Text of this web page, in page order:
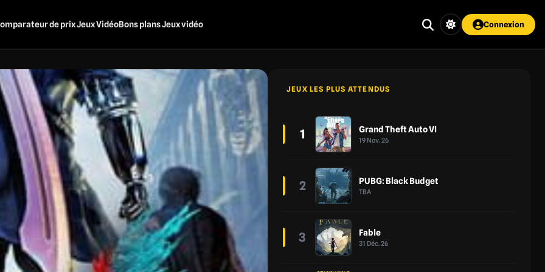
de prix Jeux VidéoBons plans Jeux vidéo Connexion
JEUX LES PLUS ATTENDUS
1 Grand Theft Auto VI
19 Nov. 26
2 PUBG: Black Budget
TBA
3 Fable
31 Déc. 26